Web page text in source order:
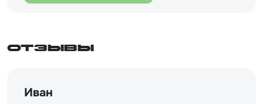
Отзывы
Иван